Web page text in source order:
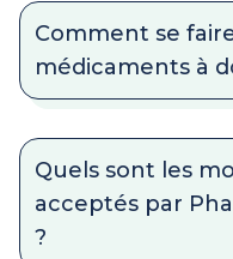
Comment se
médicaments à
Quels sont les
acceptés par
?